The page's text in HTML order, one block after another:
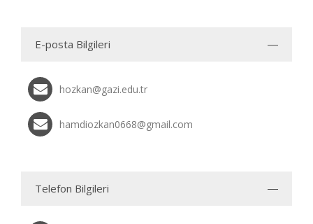
E-posta Bilgileri
hozkan@gazi.edu.tr
hamdiozkan0668@gmail.com
Telefon Bilgileri